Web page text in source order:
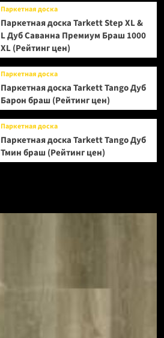
Паркетная доска
Паркетная доска Tarkett Step XL &
L Дуб Саванна Премиум Браш 1000
XL (Рейтинг цен)
Паркетная доска
Паркетная доска Tarkett Tango Дуб
Барон браш (Рейтинг цен)
Паркетная доска
Паркетная доска Tarkett Tango Дуб
Тмин браш (Рейтинг цен)